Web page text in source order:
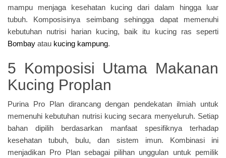
mampu menjaga kesehatan kucing dari dalam hingga luar
tubuh. Komposisinya seimbang sehingga dapat memenuhi
kebutuhan nutrisi harian kucing, baik itu kucing ras seperti
Bombay atau kucing kampung.
5 Komposisi Utama Makanan
Kucing Proplan
Purina Pro Plan dirancang dengan pendekatan ilmiah untuk
memenuhi kebutuhan nutrisi kucing secara menyeluruh. Setiap
bahan dipilih berdasarkan manfaat spesifiknya terhadap
kesehatan tubuh, bulu, dan sistem imun. Kombinasi ini
menjadikan Pro Plan sebagai pilihan unggulan untuk pemilik